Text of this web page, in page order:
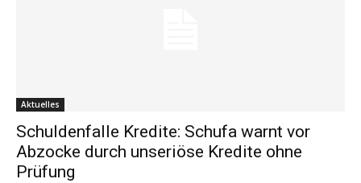
Aktuelles
Schuldenfalle Kredite: Schufa warnt vor
Abzocke durch unseriöse Kredite ohne
Prüfung